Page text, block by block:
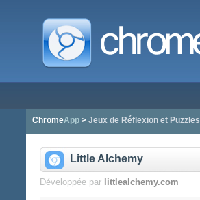
ChromeApp> Jeux de Réflexion et Puzzles
Little Alchemy
Développée par littlealchemy.com